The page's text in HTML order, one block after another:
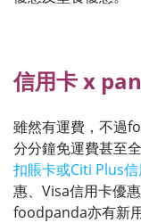
信用卡 x
雖然有運費，不過
分分鐘免運費甚至
扣賬卡或Citi Plus
惠、Visa信用卡優
foodpanda亦有新